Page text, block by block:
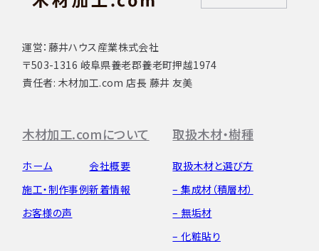
運営：藤井ハウス産業株式会社
〒503-1316 岐阜県養老郡養老町押越1974
責任者: 木材加工.com 店長 藤井 友美
木材加工.comについて
ホーム
施工・制作事例
お客様の声
会社概要
新着情報
取扱木材・樹種
取扱木材と選び方
– 集成材（積層材）
– 無垢材
– 化粧貼り